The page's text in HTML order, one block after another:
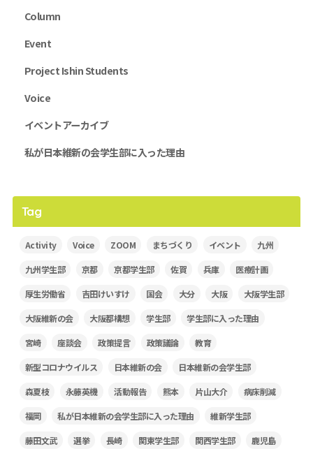
Column
Event
Project Ishin Students
Voice
イベントアーカイブ
私が日本維新の会学生部に入った理由
Tag
Activity Voice ZOOM まちづくり イベント 九州
九州学生部 京都 京都学生部 佐賀 兵庫 医療計画
厚生労働省 吉田けいすけ 国会 大分 大阪 大阪学生部
大阪維新の会 大阪都構想 学生部 学生部に入った理由
宮崎 座談会 政策提言 政策議論 教育
新型コロナウイルス 日本維新の会 日本維新の会学生部
森夏枝 永藤英機 活動報告 熊本 片山大介 病床削減
福岡 私が日本維新の会学生部に入った理由 維新学生部
藤田文武 選挙 長崎 関東学生部 関西学生部 鹿児島